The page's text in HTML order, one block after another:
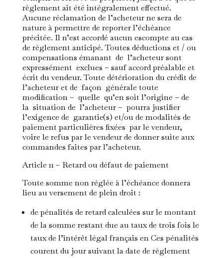
règlement ait été intégralement effectué.
Aucune réclamation de l’acheteur ne sera de
nature à permettre de reporter l’échéance
précitée. Il n’est accordé aucun escompte au cas
de règlement anticipé. Toutes déductions et / ou
compensations émanant de l’acheteur sont
expressément exclues – sauf accord préalable et
écrit du vendeur. Toute détérioration du crédit de
l’acheteur et de façon générale toute
modification – quelle qu’en soit l’origine – de
la situation de l’acheteur – pourra justifier
l’exigence de garantie(s) et/ou de modalités de
paiement particulières fixées par le vendeur,
voire le refus par le vendeur de donner suite aux
commandes faites par l’acheteur.
Article 11 – Retard ou défaut de paiement
Toute somme non réglée à l’échéance donnera
lieu au versement de plein droit :
de pénalités de retard calculées sur le montant
de la somme restant due au taux de trois fois le
taux de l’intérêt légal français en Ces pénalités
courent du jour suivant la date de règlement